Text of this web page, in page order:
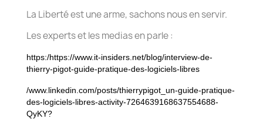
La Liberté est une arme, sachons nous en servir.
Les experts et les medias en parle :
https:/https://www.it-insiders.net/blog/interview-de-
thierry-pigot-guide-pratique-des-logiciels-libres
/www.linkedin.com/posts/thierrypigot_un-guide-pratique-
des-logiciels-libres-activity-7264639168637554688-
QyKY?